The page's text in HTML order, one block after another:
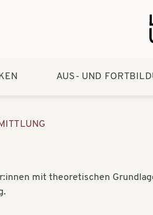
AUS- UND
mit theoretischen